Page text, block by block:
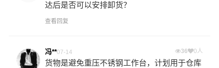
达后是否可以安排卸货？
查看回复
冯**07-14 36 0人
货物是避免重压不锈钢工作台，计划用于仓库